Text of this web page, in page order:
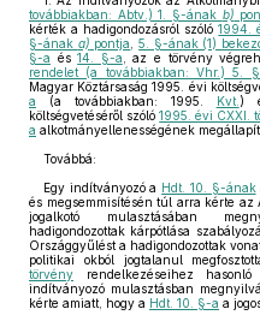
továbbiakban: Abtv.) 1. §-ának b)
kérték a hadigondozásról szóló1994.
§-ának a) pontja ,5. §-ának (1)
§-a és14. §-a , az e törvény
rendelet (a továbbiakban: Vhr.) 5.
Magyar Köztársaság 1995. évi
a (a továbbiakban: 1995. Kvt. )
költségvetéséről szóló1995. évi CXXI.
a alkotmányellenességének
Továbbá:
Egy indítványozó a Hdt. 10. §-ának
és megsemmisítésén túl arra kérte az
jogalkotó mulasztásában
hadigondozottak kárpótlása
Országgyűlést a hadigondozottak
politikai okból jogtalanul
törvény rendelkezéseihez
indítványozó mulasztásban
kérte amiatt, hogy a Hdt. 10. §-a a